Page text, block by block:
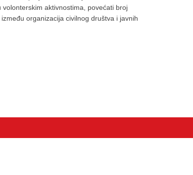
aktivnostima, povećati broj
organizacija civilnog društva i javnih